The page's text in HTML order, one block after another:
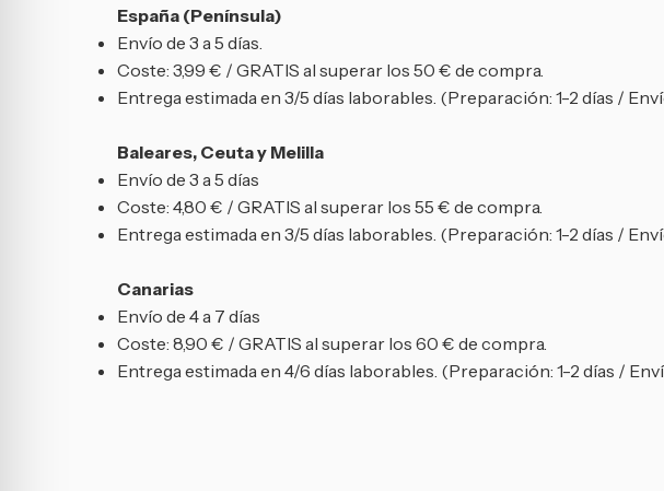
España (Península)
Envío de 3 a 5 días.
Coste: 3,99 € / GRATIS al superar los 50 € de compra.
Entrega estimada en 3/5 días laborables. (Preparación: 1-2 días /
Baleares, Ceuta y Melilla
Envío de 3 a 5 días
Coste: 4,80 € / GRATIS al superar los 55 € de compra.
Entrega estimada en 3/5 días laborables. (Preparación: 1-2 días /
Canarias
Envío de 4 a 7 días
Coste: 8,90 € / GRATIS al superar los 60 € de compra.
Entrega estimada en 4/6 días laborables. (Preparación: 1-2 días /